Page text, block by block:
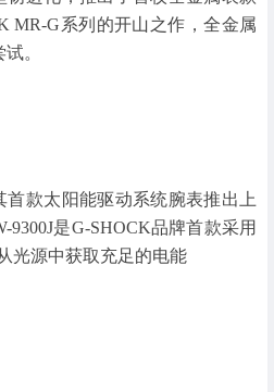
MR-G系列的开山之作，全金属
。
首款太阳能驱动系统腕表推出上
9300J是G-SHOCK品牌首款采用
光源中获取充足的电能